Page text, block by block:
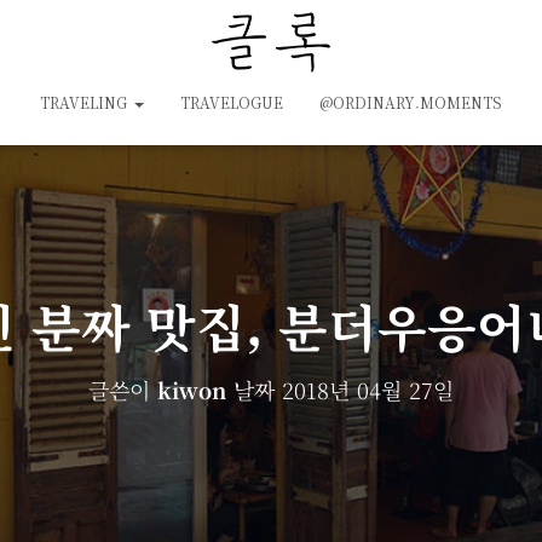
TRAVELING TRAVELOGUE @ORDINARY.MOMENTS
분짜 맛집, 분더우응어
글쓴이kiwon 날짜2018년 04월 27일